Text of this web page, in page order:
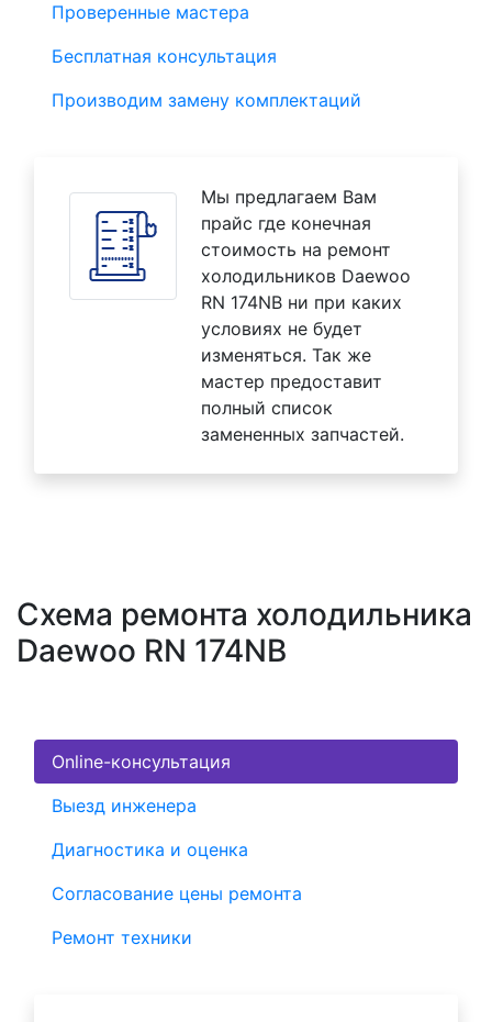
Проверенные мастера
Бесплатная консультация
Производим замену комплектаций
Мы предлагаем Вам
прайс где конечная
стоимость на ремонт
холодильников Daewoo
RN 174NB ни при каких
условиях не будет
изменяться. Так же
мастер предоставит
полный список
замененных запчастей.
Схема ремонта холодильника
Daewoo RN 174NB
Online-консультация
Выезд инженера
Диагностика и оценка
Согласование цены ремонта
Ремонт техники